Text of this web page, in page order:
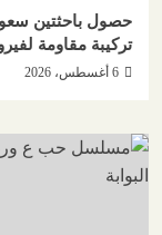
حصول باحثتين
تركيبة مقاومة
6 أغسطس، 2026